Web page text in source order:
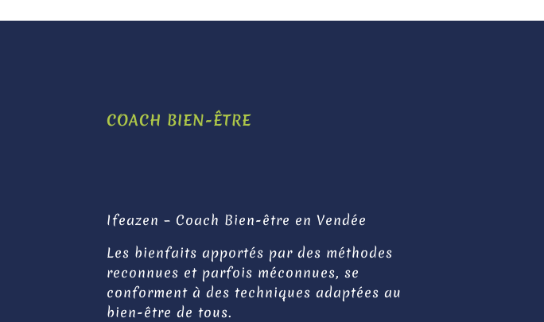
COACH BIEN-ÊTRE
Ifeazen – Coach Bien-être en Vendée
Les bienfaits apportés par des méthodes
reconnues et parfois méconnues, se
conforment à des techniques adaptées au
bien-être de tous.